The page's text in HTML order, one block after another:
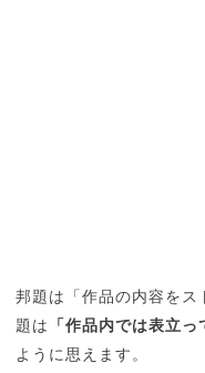
邦題は「作品の内容を
題は 「作品内では表立
ように思えます。